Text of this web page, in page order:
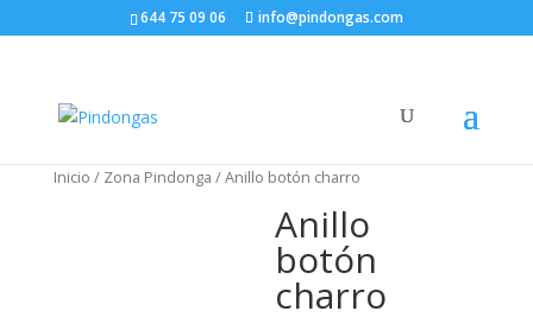
644 75 09 06 info@pindongas.com
Inicio / Zona Pindonga / Anillo botón charro
Anillo
botón
charro